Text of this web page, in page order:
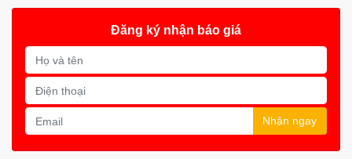
Đăng ký nhận báo giá
Nhận ngay